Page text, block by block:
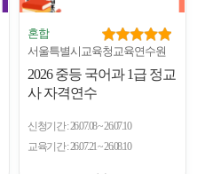
혼합
서울특별시교육청교육연수원
2026 중등 국어과 1급 정교
사 자격연수
신청기간 26.07.08 ~ 26.07.10
교육기간 26.07.21 ~ 26.08.10